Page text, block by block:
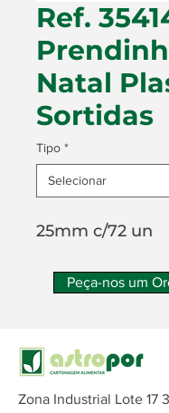
Ref.
Natal
Sortidas
Tipo *
25mm c/72 un
Peça-nos um
Zona Industrial Lote 17